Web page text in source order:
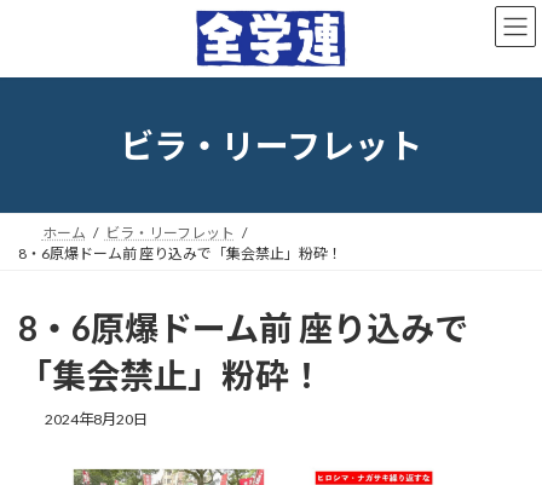
ン
ー
ビラ・リーフレット
ホーム
ビラ・リーフレット
8・6原爆ドーム前 座り込みで「集会禁止」粉砕！
8・6原爆ドーム前 座り込みで
「集会禁止」粉砕！
2024年8月20日